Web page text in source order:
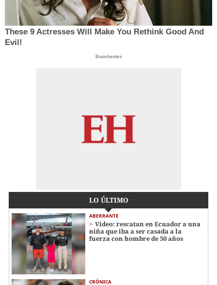
These 9 Actresses Will Make You Rethink Good And
Evil!
Brainberries
LO ÚLTIMO
ABERRANTE
Video: rescatan en Ecuador a una
niña que iba a ser casada a la
fuerza con hombre de 50 años
CRÓNICA